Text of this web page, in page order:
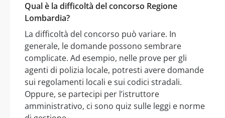
Qual è la difficoltà del concorso Regione
Lombardia?
La difficoltà del concorso può variare. In
generale, le domande possono sembrare
complicate. Ad esempio, nelle prove per gli
agenti di polizia locale, potresti avere domande
sui regolamenti locali e sui codici stradali.
Oppure, se partecipi per l’istruttore
amministrativo, ci sono quiz sulle leggi e norme